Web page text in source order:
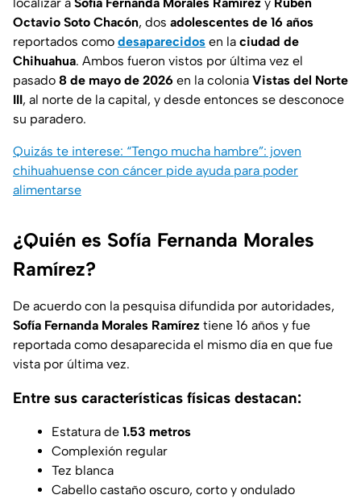
Octavio Soto Chacón, dos adolescentes de 16 años
reportados como desaparecidos en la ciudad de
Chihuahua. Ambos fueron vistos por última vez el
pasado 8 de mayo de 2026 en la colonia Vistas del Norte
III, al norte de la capital, y desde entonces se desconoce
su paradero.
Quizás te interese: “Tengo mucha hambre”: joven
chihuahuense con cáncer pide ayuda para poder
alimentarse
¿Quién es Sofía Fernanda Morales
Ramírez?
De acuerdo con la pesquisa difundida por autoridades,
Sofía Fernanda Morales Ramírez tiene 16 años y fue
reportada como desaparecida el mismo día en que fue
vista por última vez.
Entre sus características físicas destacan:
Estatura de 1.53 metros
Complexión regular
Tez blanca
Cabello castaño oscuro, corto y ondulado